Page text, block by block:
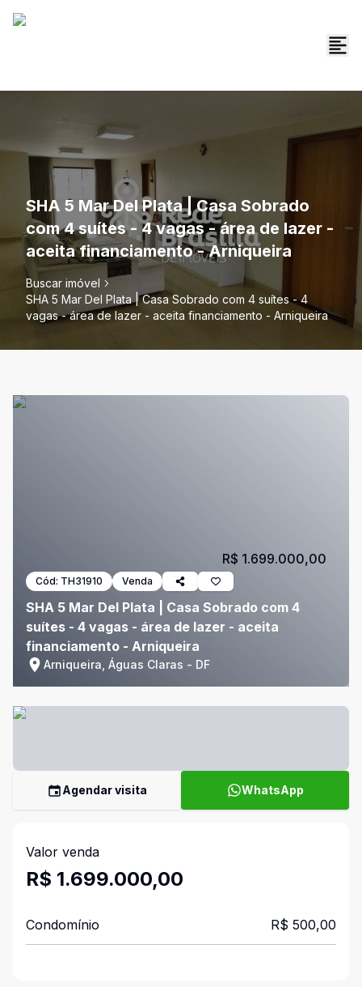
SHA 5 Mar Del Plata | Casa Sobrado
com 4 suítes - 4 vagas - área de lazer -
aceita financiamento - Arniqueira
Buscar imóvel
SHA 5 Mar Del Plata | Casa Sobrado com 4 suítes - 4
vagas - área de lazer - aceita financiamento - Arniqueira
Cód: TH31910 Venda
SHA 5 Mar Del Plata | Casa Sobrado com 4
suítes - 4 vagas - área de lazer - aceita
financiamento - Arniqueira
Arniqueira, Águas Claras - DF
R$ 1.699.000,00
Agendar visita WhatsApp
Valor venda
R$ 1.699.000,00
Condomínio R$ 500,00